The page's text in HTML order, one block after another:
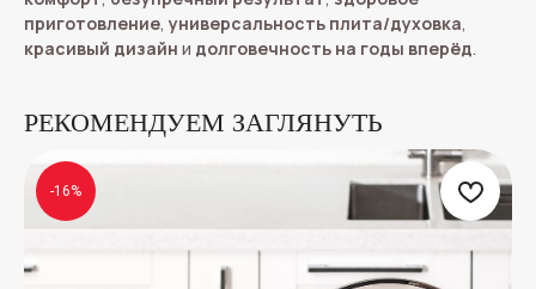
приготовление, универсальность плита/духовка,
красивый дизайн и долговечность на годы вперёд.
РЕКОМЕНДУЕМ ЗАГЛЯНУТЬ
-16%